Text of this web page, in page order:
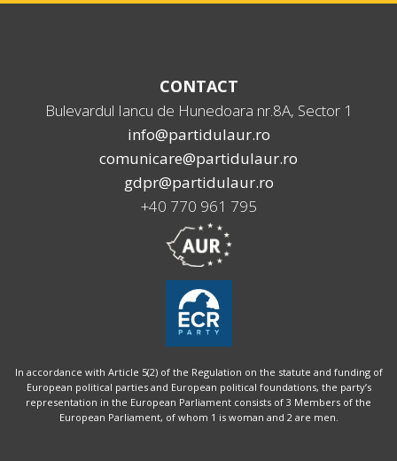
CONTACT
Bulevardul Iancu de Hunedoara nr.8A, Sector 1
info@partidulaur.ro
comunicare@partidulaur.ro
gdpr@partidulaur.ro
+40 770 961 795
In accordance with Article 5(2) of the Regulation on the statute and funding of
European political parties and European political foundations, the party’s
representation in the European Parliament consists of 3 Members of the
European Parliament, of whom 1 is woman and 2 are men.